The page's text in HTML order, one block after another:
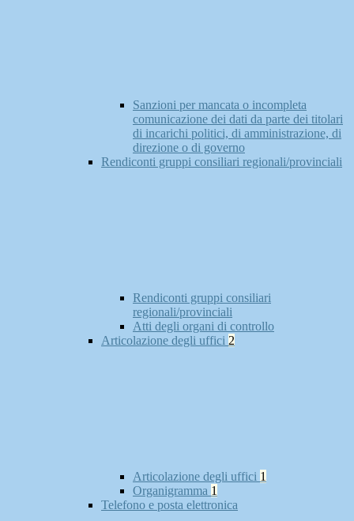
Sanzioni per mancata o incompleta
comunicazione dei dati da parte dei titolari
di incarichi politici, di amministrazione, di
direzione o di governo
Rendiconti gruppi consiliari regionali/provinciali
Rendiconti gruppi consiliari
regionali/provinciali
Atti degli organi di controllo
Articolazione degli uffici 2
Articolazione degli uffici 1
Organigramma 1
Telefono e posta elettronica